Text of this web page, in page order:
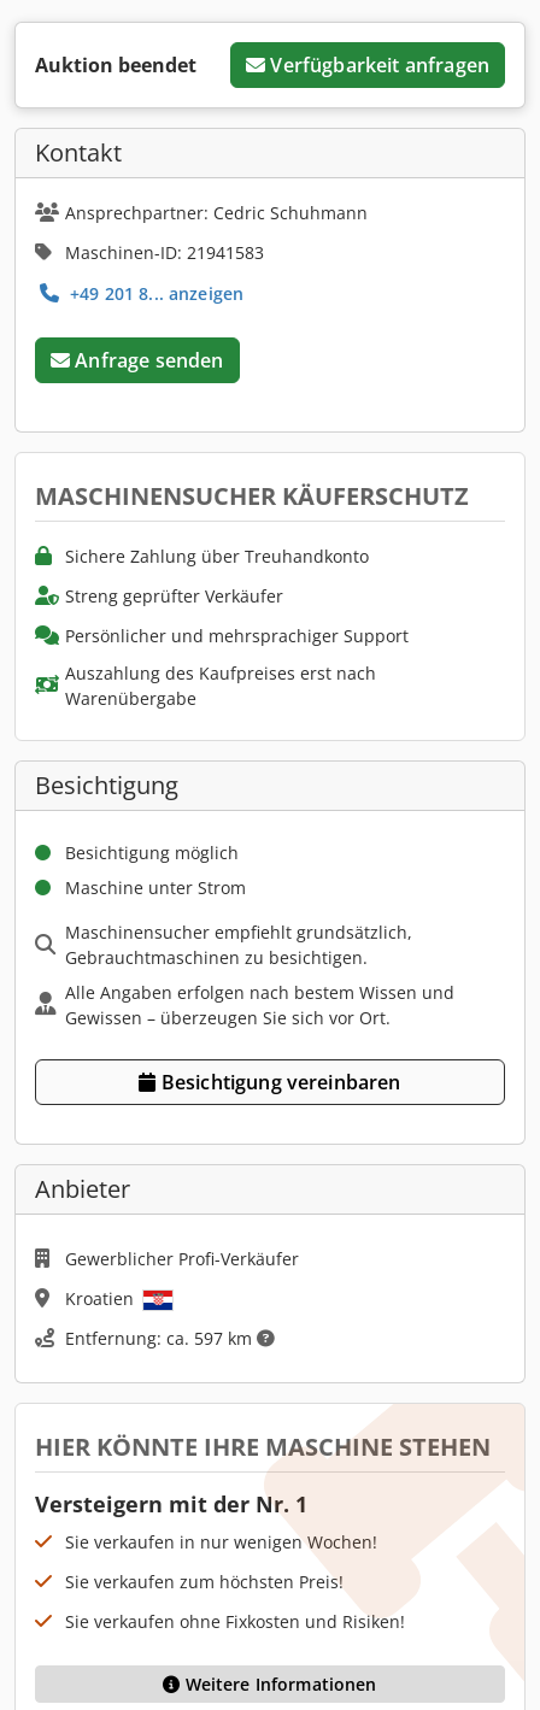
Auktion beendet Verfügbarkeit anfragen
Kontakt
Ansprechpartner: Cedric Schuhmann
Maschinen-ID: 21941583
+49 201 8... anzeigen
Anfrage senden
MASCHINENSUCHER KÄUFERSCHUTZ
Sichere Zahlung über Treuhandkonto
Streng geprüfter Verkäufer
Persönlicher und mehrsprachiger Support
Auszahlung des Kaufpreises erst nach
Warenübergabe
Besichtigung
Besichtigung möglich
Maschine unter Strom
Maschinensucher empfiehlt grundsätzlich,
Gebrauchtmaschinen zu besichtigen.
Alle Angaben erfolgen nach bestem Wissen und
Gewissen – überzeugen Sie sich vor Ort.
Besichtigung vereinbaren
Anbieter
Gewerblicher Profi-Verkäufer
Kroatien
Entfernung: ca. 597 km
HIER KÖNNTE IHRE MASCHINE STEHEN
Versteigern mit der Nr. 1
Sie verkaufen in nur wenigen Wochen!
Sie verkaufen zum höchsten Preis!
Sie verkaufen ohne Fixkosten und Risiken!
Weitere Informationen